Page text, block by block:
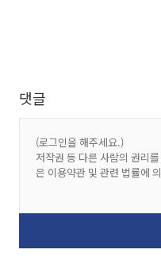
댓글